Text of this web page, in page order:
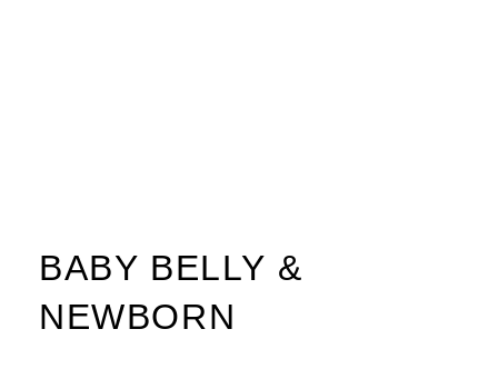
BABY BELLY &
NEWBORN